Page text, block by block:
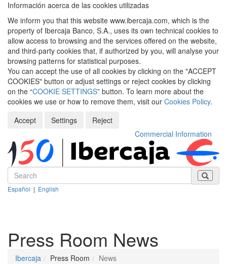
Información acerca de las cookies utilizadas
We inform you that this website www.ibercaja.com, which is the
property of Ibercaja Banco, S.A., uses its own technical cookies to
allow access to browsing and the services offered on the website,
and third-party cookies that, if authorized by you, will analyse your
browsing patterns for statistical purposes.
You can accept the use of all cookies by clicking on the "ACCEPT
COOKIES" button or adjust settings or reject cookies by clicking
on the “COOKIE SETTINGS” button. To learn more about the
cookies we use or how to remove them, visit our Cookies Policy.
Accept
Settings
Reject
Commercial Information
Español | English
Press Room News
Ibercaja Press Room News